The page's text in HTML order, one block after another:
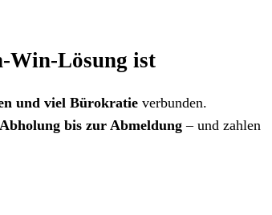
Win-Lösung ist
und viel Bürokratie verbunden.
bis zur Abmeldung – und zahlen